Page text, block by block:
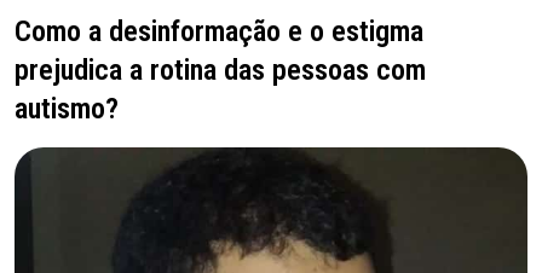
Como a desinformação e o estigma
prejudica a rotina das pessoas com
autismo?